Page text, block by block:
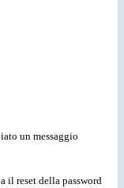
un messaggio
il reset della password